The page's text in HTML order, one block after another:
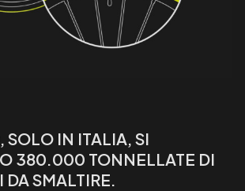
IN ITALIA, SI
380.000 TONNELLATE DI
DA SMALTIRE.